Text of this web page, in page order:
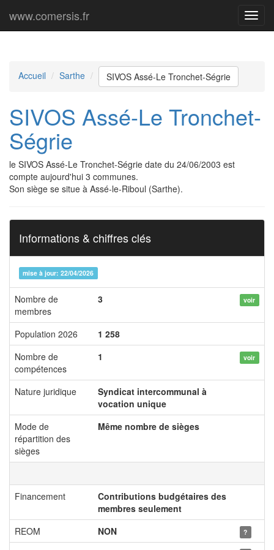
Menu
www.comersis.fr
Accueil Sarthe SIVOS Assé-Le Tronchet-Ségrie
SIVOS Assé-Le Tronchet-
Ségrie
le SIVOS Assé-Le Tronchet-Ségrie date du 24/06/2003 est
compte aujourd'hui 3 communes.
Son siège se situe à Assé-le-Riboul (Sarthe).
Informations & chiffres clés
mise à jour: 22/04/2026
Nombre de
membres
3 voir
Population 2026
1 258
Nombre de
compétences
1 voir
Nature juridique
Syndicat intercommunal à
vocation unique
Mode de
répartition des
sièges
Même nombre de sièges
Financement
Contributions budgétaires des
membres seulement
REOM
NON ?